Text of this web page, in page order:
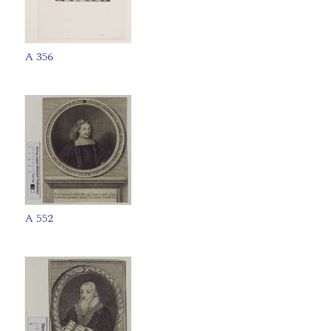
A 356
A 552